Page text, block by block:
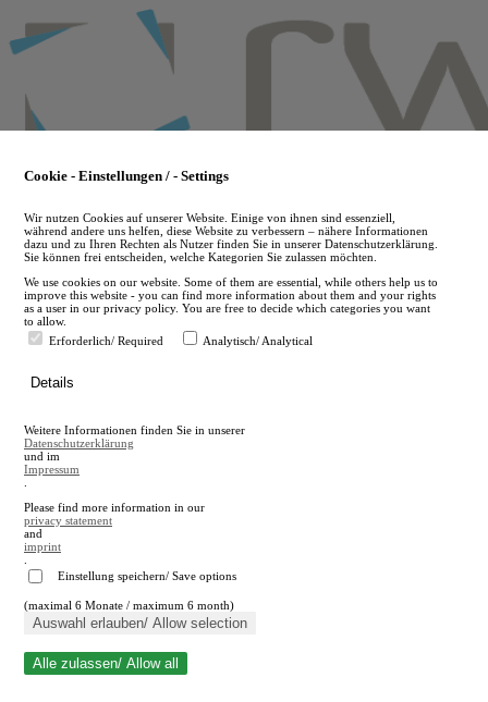
to
main
en
A
A
Suche schließen
Cookie - Einstellungen / - Settings
Wir nutzen Cookies auf unserer Website. Einige von ihnen sind essenziell,
während andere uns helfen, diese Website zu verbessern – nähere Informationen
dazu und zu Ihren Rechten als Nutzer finden Sie in unserer Datenschutzerklärung.
Sie können frei entscheiden, welche Kategorien Sie zulassen möchten.
We use cookies on our website. Some of them are essential, while others help us to
improve this website - you can find more information about them and your rights
as a user in our privacy policy. You are free to decide which categories you want
to allow.
Erforderlich/ Required
Analytisch/ Analytical
Details
Weitere Informationen finden Sie in unserer
Datenschutzerklärung
und im
Impressum
Please find more information in our
privacy statement
and
imprint
Einstellung speichern/ Save options
(maximal 6 Monate / maximum 6 month)
Auswahl erlauben/ Allow selection
Alle zulassen/ Allow all